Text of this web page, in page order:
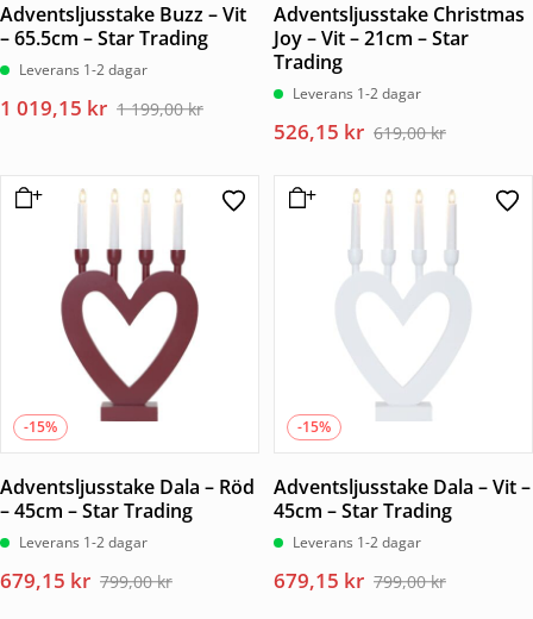
Adventsljusstake Buzz – Vit
– 65.5cm – Star Trading
Leverans 1-2 dagar
1 199,00kr
Det
var:
199,00 kr.
1 019,15 kr
Det
är:
019,15 kr.
Adventsljusstake Christmas
Joy – Vit – 21cm – Star
Trading
Leverans 1-2 dagar
619,00kr
Det
priset
var:
526,15 kr
Det
priset
är:
-15%
Adventsljusstake Dala – Röd
– 45cm – Star Trading
Leverans 1-2 dagar
799,00kr
Det
679,15 kr
Det
-15%
Adventsljusstake Dala – Vit –
45cm – Star Trading
Leverans 1-2 dagar
799,00kr
Det
679,15 kr
Det